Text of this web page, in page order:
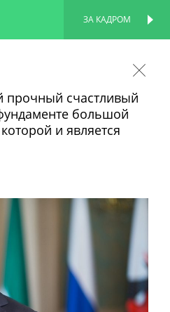
ЗА КАДРОМ
счастливый
большой
и является
ПЕРСОНАЛЬНАЯ